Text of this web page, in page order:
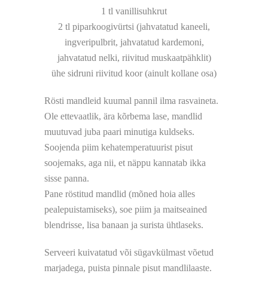
1 tl vanillisuhkrut
2 tl piparkoogivürtsi (jahvatatud kaneeli,
ingveripulbrit, jahvatatud kardemoni,
jahvatatud nelki, riivitud muskaatpähklit)
ühe sidruni riivitud koor (ainult kollane osa)
Rösti mandleid kuumal pannil ilma rasvaineta.
Ole ettevaatlik, ära kõrbema lase, mandlid
muutuvad juba paari minutiga kuldseks.
Soojenda piim kehatemperatuurist pisut
soojemaks, aga nii, et näppu kannatab ikka
sisse panna.
Pane röstitud mandlid (mõned hoia alles
pealepuistamiseks), soe piim ja maitseained
blendrisse, lisa banaan ja surista ühtlaseks.
Serveeri kuivatatud või sügavkülmast võetud
marjadega, puista pinnale pisut mandlilaaste.